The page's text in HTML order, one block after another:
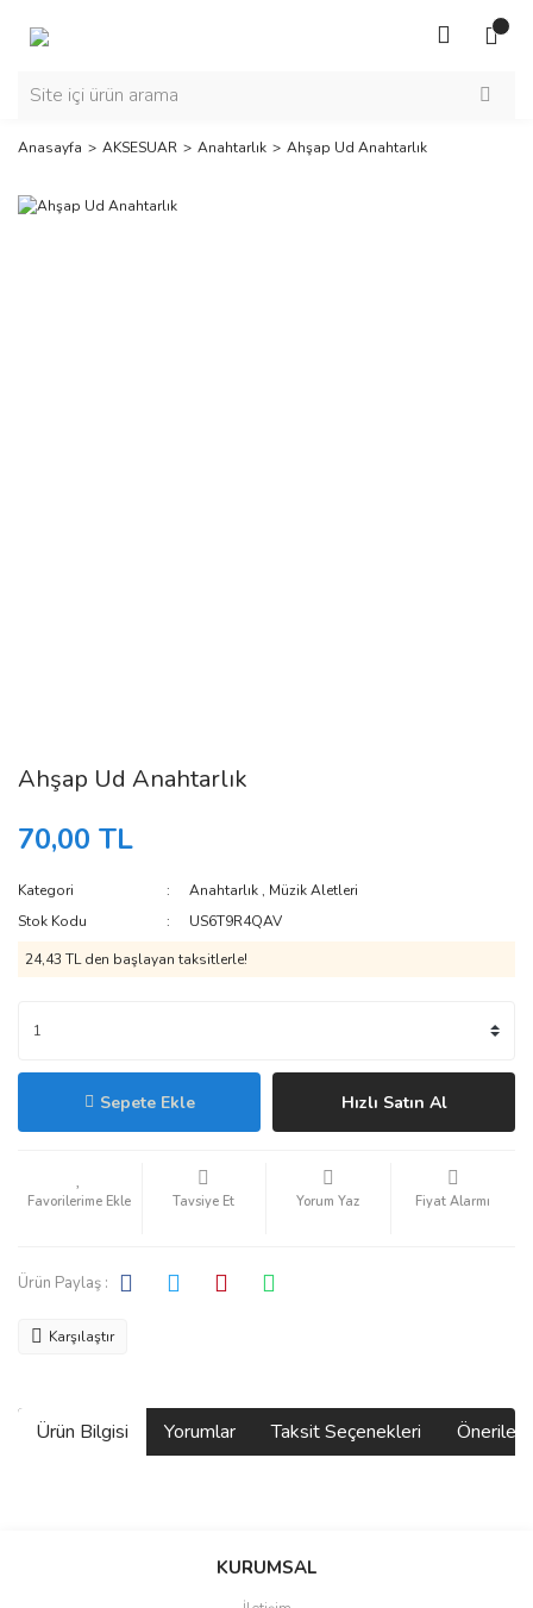
Anasayfa AKSESUAR Anahtarlık Ahşap Ud Anahtarlık
Ahşap Ud Anahtarlık
70,00 TL
Kategori Anahtarlık , Müzik Aletleri
Stok Kodu
US6T9R4QAV
24,43 TL den başlayan taksitlerle!
Sepete Ekle Hızlı Satın Al
Tavsiye Et Yorum Yaz Fiyat Alarmı
Ürün Paylaş :
Karşılaştır
Ürün Bilgisi Yorumlar Taksit Seçenekleri
Bu ürüne ilk yorumu siz yapın!
KURUMSAL